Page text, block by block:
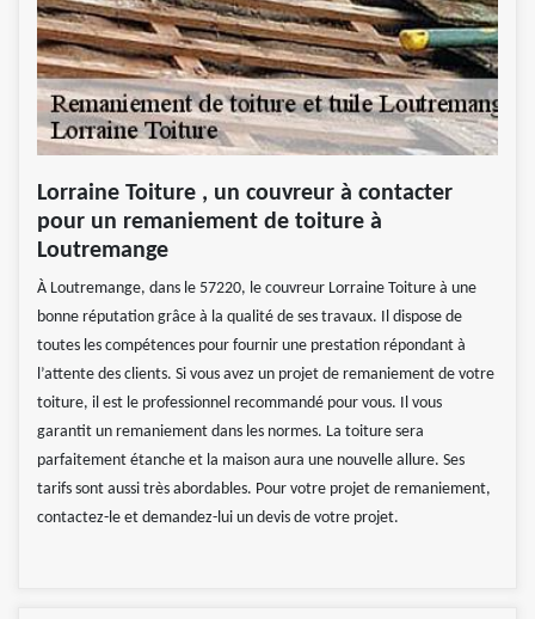
Lorraine Toiture , un couvreur à contacter
pour un remaniement de toiture à
Loutremange
À Loutremange, dans le 57220, le couvreur Lorraine Toiture à une
bonne réputation grâce à la qualité de ses travaux. Il dispose de
toutes les compétences pour fournir une prestation répondant à
l’attente des clients. Si vous avez un projet de remaniement de votre
toiture, il est le professionnel recommandé pour vous. Il vous
garantit un remaniement dans les normes. La toiture sera
parfaitement étanche et la maison aura une nouvelle allure. Ses
tarifs sont aussi très abordables. Pour votre projet de remaniement,
contactez-le et demandez-lui un devis de votre projet.